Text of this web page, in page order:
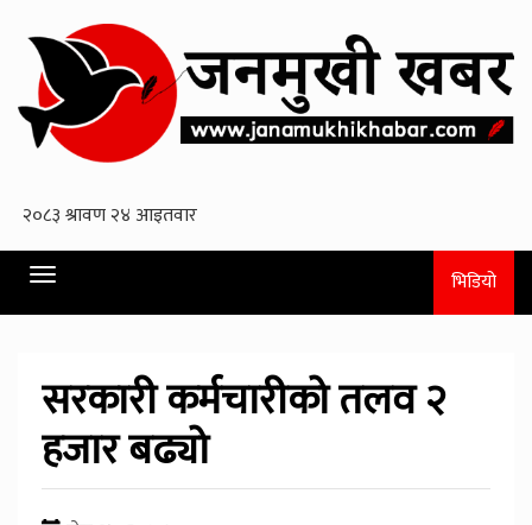
Toggle
navigation
भिडियो
सरकारी कर्मचारीको तलव २
हजार बढ्यो